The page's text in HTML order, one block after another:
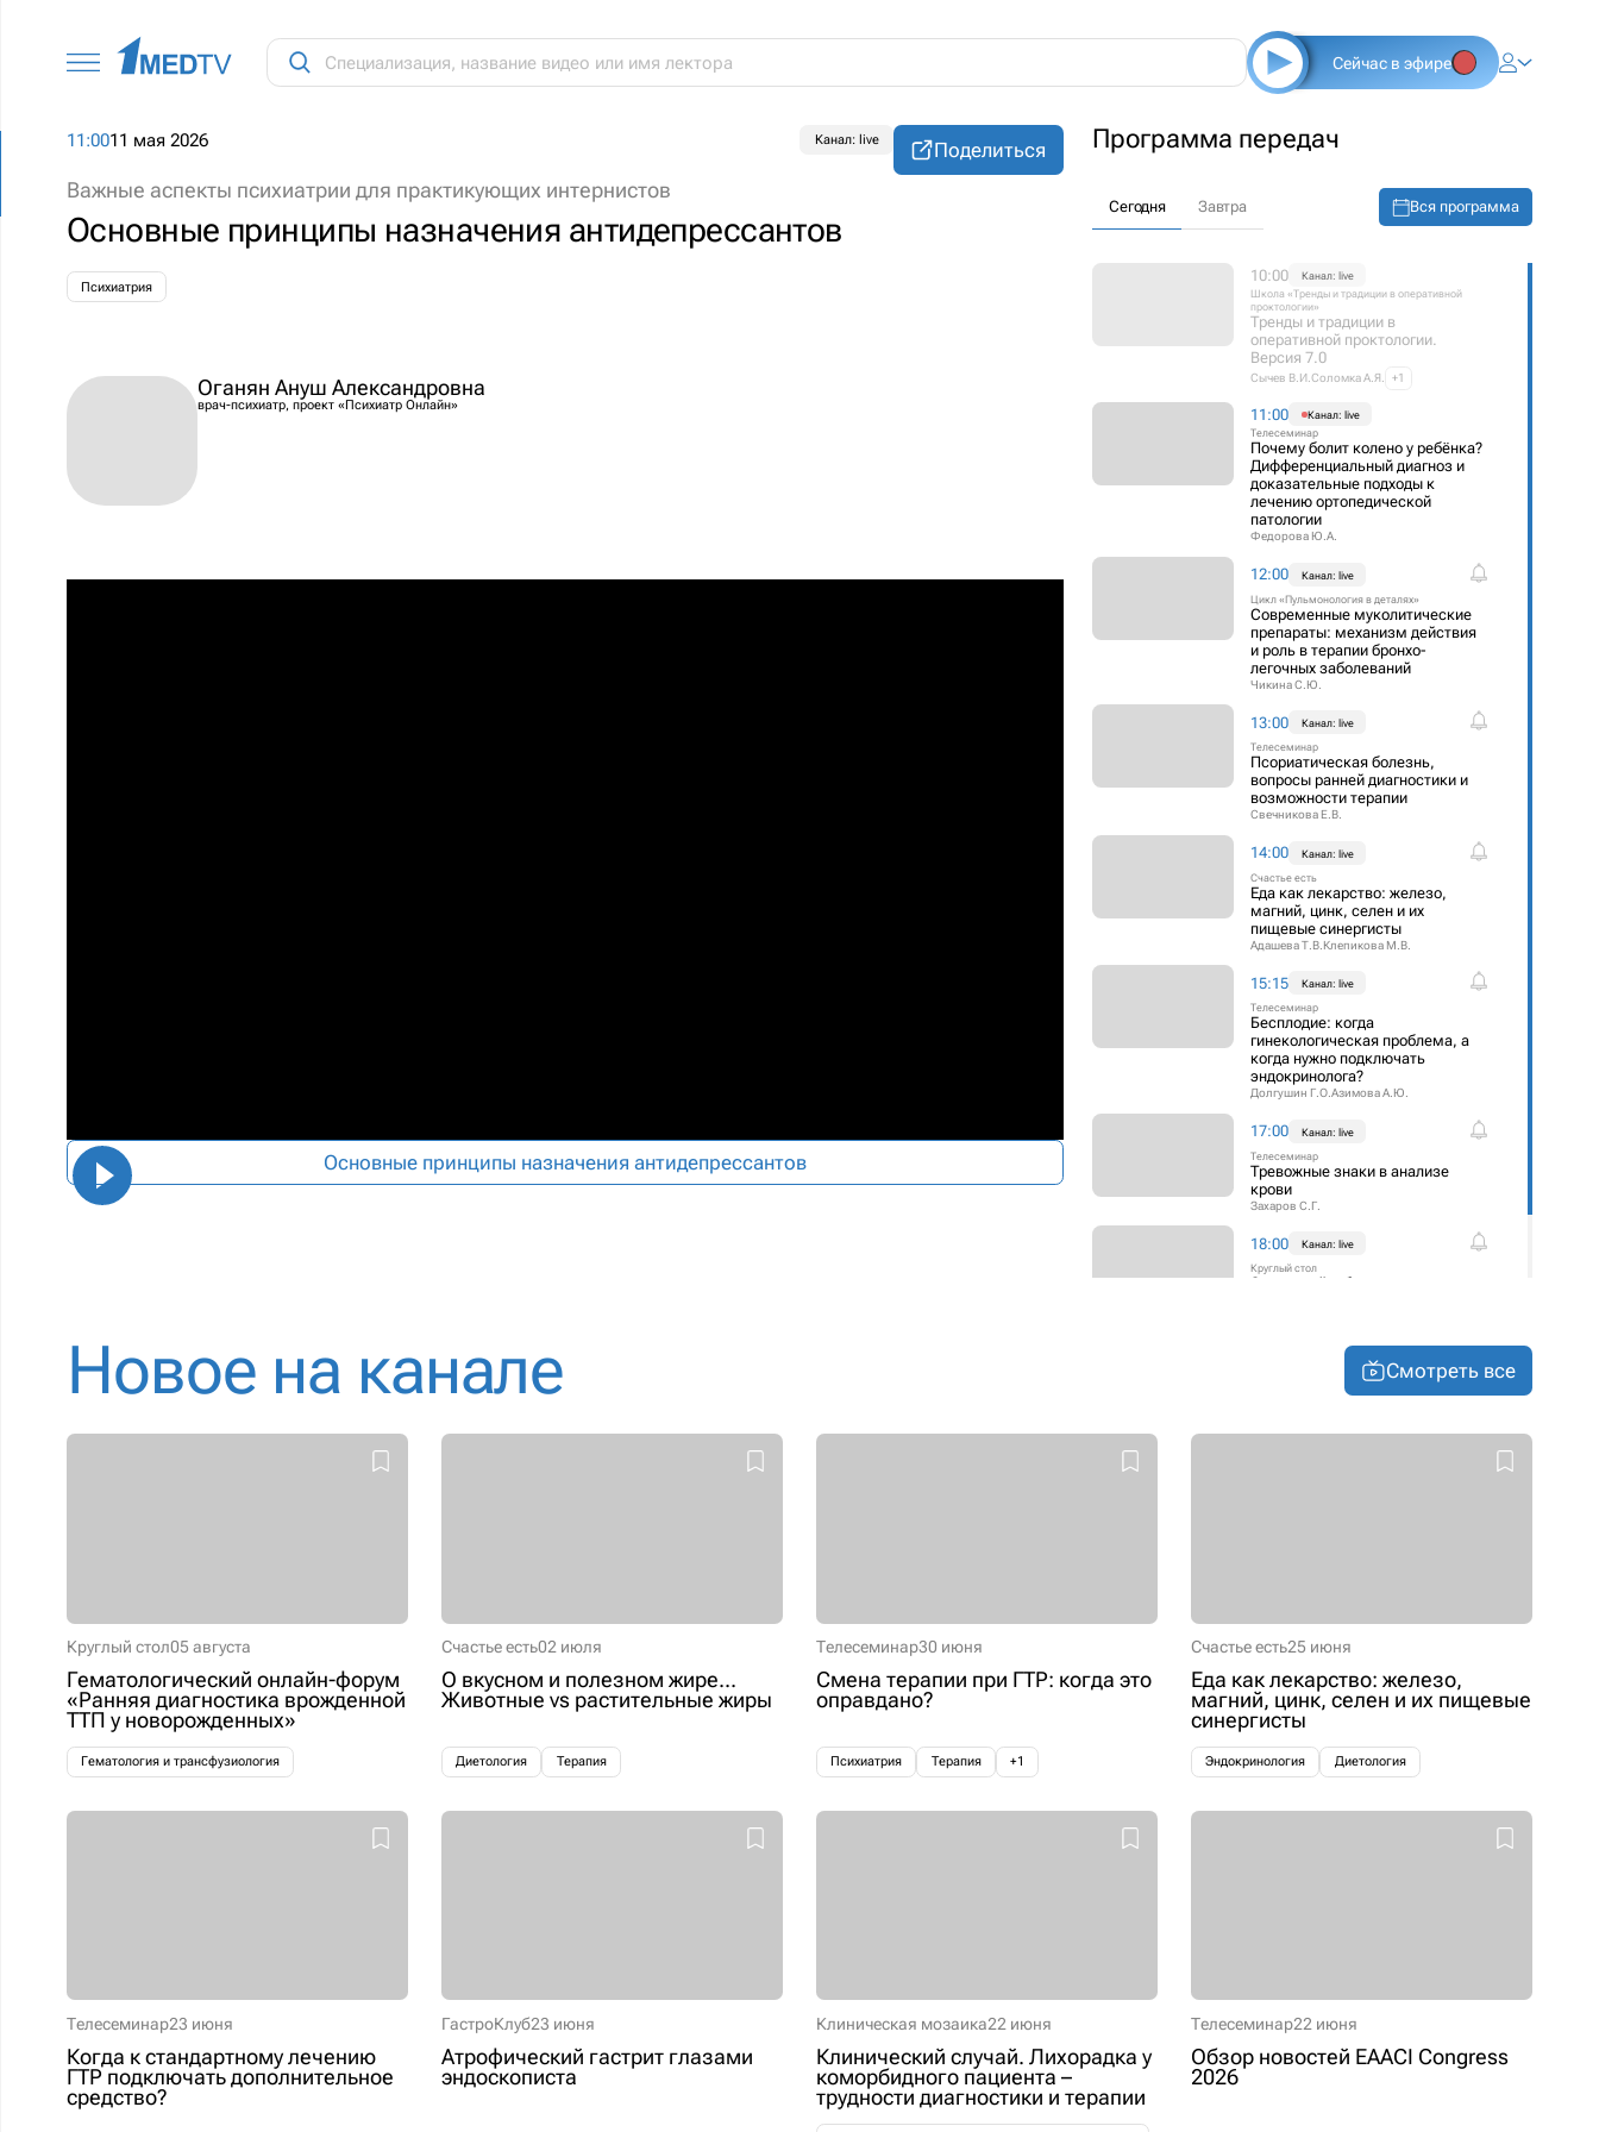
Сейчас в эфире
11:0011 мая 2026 Канал: live
Важные аспекты психиатрии для практикующих интернистов
Основные принципы назначения антидепрессантов
Психиатрия
Поделиться
Оганян Ануш Александровна
врач-психиатр, проект «Психиатр Онлайн»
Основные принципы назначения антидепрессантов
Программа передач
Сегодня Завтра Вся программа
10:00
Канал: live
Школа «Тренды и традиции в оперативной
проктологии»
Тренды и традиции в
оперативной проктологии.
Версия 7.0
Сычев В.И.Соломка А.Я. +1
11:00
Канал: live
Телесеминар
Почему болит колено у ребёнка?
Дифференциальный диагноз и
доказательные подходы к
лечению ортопедической
патологии
Федорова Ю.А.
12:00
Канал: live
Цикл «Пульмонология в деталях»
Современные муколитические
препараты: механизм действия
и роль в терапии бронхо-
легочных заболеваний
Чикина С.Ю.
13:00
Канал: live
Телесеминар
Псориатическая болезнь,
вопросы ранней диагностики и
возможности терапии
Свечникова Е.В.
14:00
Канал: live
Счастье есть
Еда как лекарство: железо,
магний, цинк, селен и их
пищевые синергисты
Адашева Т.В. Клепикова М.В.
15:15
Канал: live
Телесеминар
Бесплодие: когда
гинекологическая проблема, а
когда нужно подключать
эндокринолога?
Долгушин Г.О.Азимова А.Ю.
17:00
Канал: live
Телесеминар
Тревожные знаки в анализе
крови
Захаров С.Г.
18:00
Канал: live
Круглый стол
Эндотелий: объект диагностики
Новое на канале Смотреть все
Круглый стол05 августа
Гематологический онлайн-форум
«Ранняя диагностика врожденной
ТТП у новорожденных»
Гематология и трансфузиология
Счастье есть02 июля
О вкусном и полезном жире...
Животные vs растительные жиры
Диетология Терапия
Телесеминар30 июня
Смена терапии при ГТР: когда это
оправдано?
Психиатрия Терапия +1
Счастье есть25 июня
Еда как лекарство: железо,
магний, цинк, селен и их пищевые
синергисты
Эндокринология Диетология
Телесеминар23 июня
Когда к стандартному лечению
ГТР подключать дополнительное
средство?
ГастроКлуб23 июня
Атрофический гастрит глазами
эндоскописта
Клиническая мозаика22 июня
Клинический случай. Лихорадка у
коморбидного пациента –
трудности диагностики и терапии
Телесеминар22 июня
Обзор новостей EAACI Congress
2026